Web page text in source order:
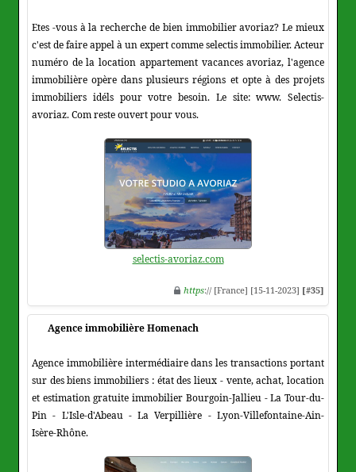
Etes -vous à la recherche de bien immobilier avoriaz? Le mieux
c'est de faire appel à un expert comme selectis immobilier. Acteur
numéro de la location appartement vacances avoriaz, l'agence
immobilière opère dans plusieurs régions et opte à des projets
immobiliers idéls pour votre besoin. Le site: www. Selectis-
avoriaz. Com reste ouvert pour vous.
selectis-avoriaz.com
https:// [France] [15-11-2023] [#35]
Agence immobilière Homenach
Agence immobilière intermédiaire dans les transactions portant
sur des biens immobiliers : état des lieux - vente, achat, location
et estimation gratuite immobilier Bourgoin-Jallieu - La Tour-du-
Pin - L'Isle-d'Abeau - La Verpillière - Lyon-Villefontaine-Ain-
Isère-Rhône.